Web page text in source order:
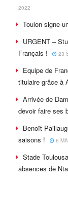
2022
Toulon signe
URGENT –
Français !
23
Equipe de
titulaire grâce à
Arrivée de
devoir faire ses
Benoît
saisons !
6
Stade
absences de